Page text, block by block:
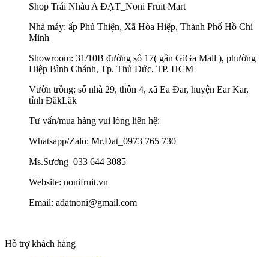
Shop Trái Nhàu A ĐẠT_Noni Fruit Mart
Nhà máy: ấp Phú Thiện, Xã Hòa Hiệp, Thành Phố Hồ Chí
Minh
Showroom: 31/10B đường số 17( gần GiGa Mall ), phường
Hiệp Bình Chánh, Tp. Thủ Đức, TP. HCM
Vườn trồng: số nhà 29, thôn 4, xã Ea Đar, huyện Ear Kar,
tỉnh ĐăkLăk
Tư vấn/mua hàng vui lòng liên hệ:
Whatsapp/Zalo: Mr.Đat_0973 765 730
Ms.Sương_033 644 3085
Website: nonifruit.vn
Email: adatnoni@gmail.com
Hỗ trợ khách hàng